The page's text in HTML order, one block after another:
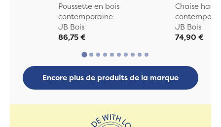
Poussette en bois
contemporaine
JB Bois
86,75 €
Chaise
JB Bois
74,90 €
Encore plus de produits de la marque